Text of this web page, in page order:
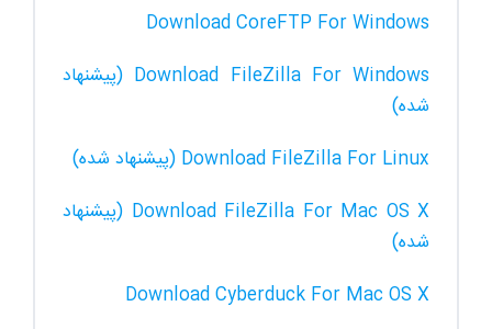
Download CoreFTP For Windows
Download FileZilla For Windows (پیشنهاد
شده)
Download FileZilla For Linux (پیشنهاد شده)
Download FileZilla For Mac OS X (پیشنهاد
شده)
Download Cyberduck For Mac OS X